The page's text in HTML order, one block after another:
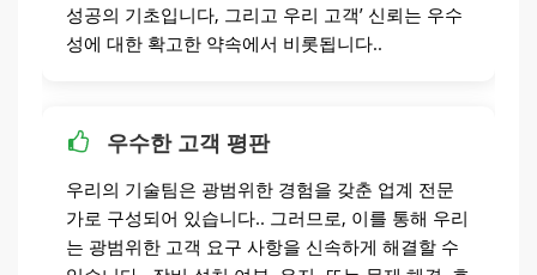
성공의 기초입니다, 그리고 우리 고객’ 신뢰는 우수
성에 대한 확고한 약속에서 비롯됩니다..
우수한 고객 평판
우리의 기술팀은 광범위한 경험을 갖춘 업계 전문
가로 구성되어 있습니다.. 그러므로, 이를 통해 우리
는 광범위한 고객 요구 사항을 신속하게 해결할 수